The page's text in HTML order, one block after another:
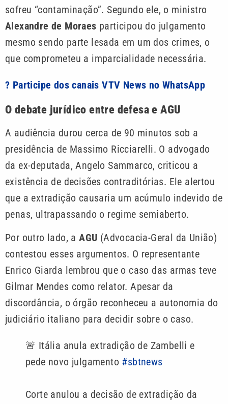
sofreu “contaminação”. Segundo ele, o ministro
Alexandre de Moraes participou do julgamento
mesmo sendo parte lesada em um dos crimes, o
que comprometeu a imparcialidade necessária.
? Participe dos canais VTV News no WhatsApp
O debate jurídico entre defesa e AGU
A audiência durou cerca de 90 minutos sob a
presidência de Massimo Ricciarelli. O advogado
da ex-deputada, Angelo Sammarco, criticou a
existência de decisões contraditórias. Ele alertou
que a extradição causaria um acúmulo indevido de
penas, ultrapassando o regime semiaberto.
Por outro lado, aAGU (Advocacia-Geral da União)
contestou esses argumentos. O representante
Enrico Giarda lembrou que o caso das armas teve
Gilmar Mendes como relator. Apesar da
discordância, o órgão reconheceu a autonomia do
judiciário italiano para decidir sobre o caso.
🚨 Itália anula extradição de Zambelli e
pede novo julgamento #sbtnews
Corte anulou a decisão de extradição da